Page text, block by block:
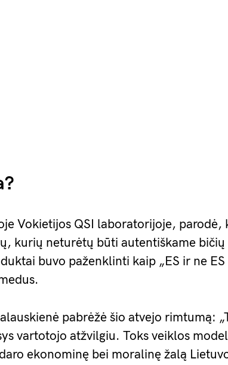
Vokietijos QSI laboratorijoje, parodė,
kurių neturėtų būti autentiškame bičių
buvo paženklinti kaip „ES ir ne ES
pabrėžė šio atvejo rimtumą:
vartotojo atžvilgiu. Toks veiklos
ekonominę bei moralinę žalą